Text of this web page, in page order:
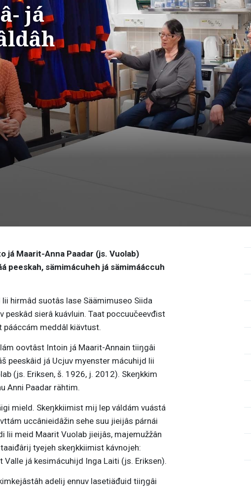
já
já Maarit-Anna Paadar (js. Vuolab)
peeskah, sämimácuheh já sämimááccuh
hirmâd suotâs lase Säämimuseo Siida
peskâd sierâ kuávluin. Taat poccuučeevđist
meddâl kiävtust.
oovtâst Intoin já Maarit-Annain tiiŋgâi
peeskâid já Ucjuv myenster mácuhijd lii
(js. Eriksen, š. 1926, j. 2012). Skeŋkkim
Anni Paadar rähtim.
mield. Skeŋkkiimist mij lep váldám vuástá
uccânieidâžin sehe suu jieijâs párnái
lii meid Maarit Vuolab jieijâs, majemužžân
tyejeh skeŋkkiimist kávnojeh:
já kesimácuhijd Inga Laiti (js. Eriksen).
adelij ennuv lasetiäđuid tiiŋgâi